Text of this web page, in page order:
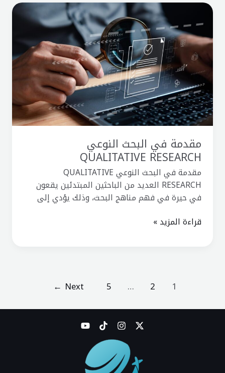
مقدمة في البحث النوعي
QUALITATIVE RESEARCH
مقدمة في البحث النوعي QUALITATIVE
RESEARCH العديد من الباحثين المبتدئين يقعون
في حيرة في فهم مناهج البحث، وذلك يؤدي إلى
في
البحث
النوعي
QUALITATIVE
RESEARCH
قراءة المزيد »
1
2
…
5
Next
←